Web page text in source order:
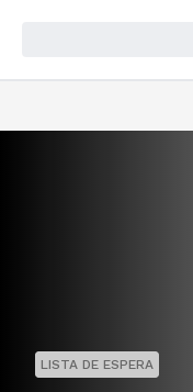
LISTA DE ESPERA